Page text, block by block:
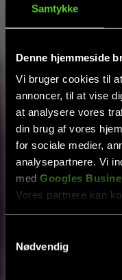
Samtykke
Denne hjemmeside
Vi bruger cookies til
annoncer, til at vise
at analysere vores
din brug af vores
for sociale medier,
analysepartnere. Vi
med Googles
Vores partnere kan
Nødvendig
Vi vender tilbage